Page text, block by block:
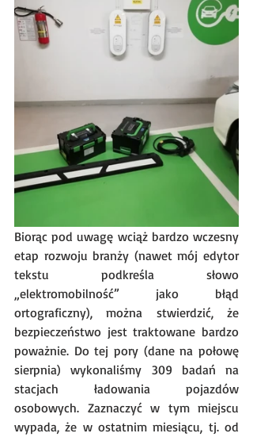
Biorąc pod uwagę wciąż bardzo wczesny
etap rozwoju branży (nawet mój edytor
tekstu podkreśla słowo
„elektromobilność” jako błąd
ortograficzny), można stwierdzić, że
bezpieczeństwo jest traktowane bardzo
poważnie. Do tej pory (dane na połowę
sierpnia) wykonaliśmy 309 badań na
stacjach ładowania pojazdów
osobowych. Zaznaczyć w tym miejscu
wypada, że w ostatnim miesiącu, tj. od